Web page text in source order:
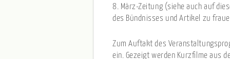
8. März-Zeitung (siehe auch auf
des Bündnisses und Artikel zu
Zum Auftakt des
ein. Gezeigt werden Kurzfilme aus